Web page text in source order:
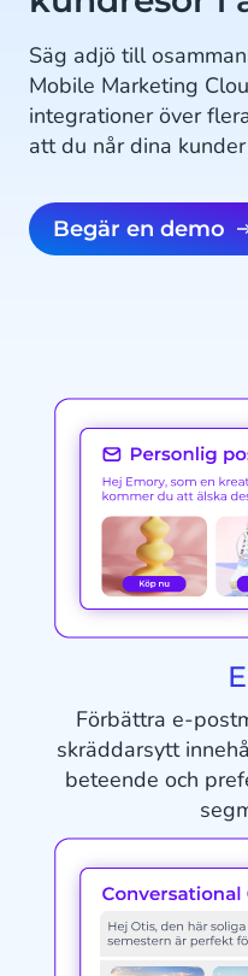
Säg adjö till
Mobile Marketing
integrationer över
att du når dina
Begär en demo
Förbättra e-
skräddarsytt
beteende och